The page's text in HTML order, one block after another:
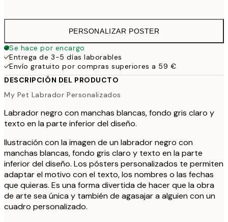
PERSONALIZAR POSTER
Se hace por encargo
Entrega de 3-5 días laborables
Envío gratuito por compras superiores a 59 €
DESCRIPCIÓN DEL PRODUCTO
My Pet Labrador Personalizados
Labrador negro con manchas blancas, fondo gris claro y
texto en la parte inferior del diseño.
Ilustración con la imagen de un labrador negro con
manchas blancas, fondo gris claro y texto en la parte
inferior del diseño. Los pósters personalizados te permiten
adaptar el motivo con el texto, los nombres o las fechas
que quieras. Es una forma divertida de hacer que la obra
de arte sea única y también de agasajar a alguien con un
cuadro personalizado.